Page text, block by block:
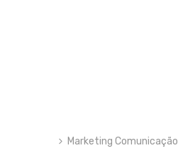
Marketing Comunicação